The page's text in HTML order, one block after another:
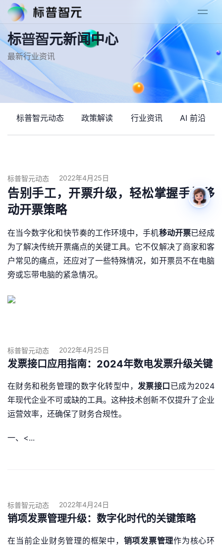
标普智元新闻中心
最新行业资讯
标普智元动态 政策解读 行业资讯 AI 前沿
标普智元动态 2022年4月25日
告别手工，开票升级，轻松掌握手机移
动开票策略
在当今数字化和快节奏的工作环境中，手机移动开票已经成
为了解决传统开票痛点的关键工具。它不仅解决了商家和客
户常见的痛点，还应对了一些特殊情况，如开票员不在电脑
旁或忘带电脑的紧急情况。
标普智元动态 2022年4月25日
发票接口应用指南：2024年数电发票升级关键
在财务和税务管理的数字化转型中， 发票接口已成为2024
年现代企业不可或缺的工具。这种技术创新不仅提升了企业
运营效率，还确保了财务合规性。
一、<...
标普智元动态 2022年4月24日
销项发票管理升级：数字化时代的关键策略
在当前企业财务管理的框架中， 销项发票管理作为核心环